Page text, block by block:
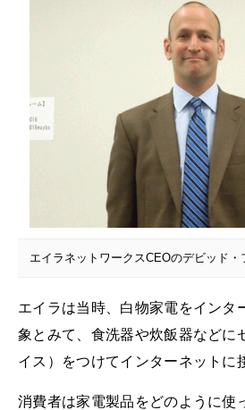
エイラネットワークスCEOのデビッド・
エイラは当時、白物家電をインタ
象とみて、食洗器や炊飯器などに
イス）をつけてインターネットに
消費者は家電製品をどのように使